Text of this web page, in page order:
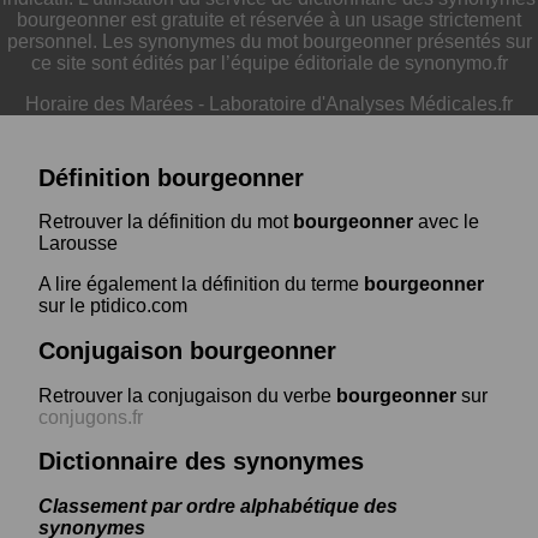
bourgeonner est gratuite et réservée à un usage strictement
personnel. Les synonymes du mot bourgeonner présentés sur
ce site sont édités par l’équipe éditoriale de synonymo.fr
Horaire des Marées - Laboratoire d'Analyses Médicales.fr
Définition bourgeonner
Retrouver la définition du mot bourgeonner avec le
Larousse
A lire également la définition du terme bourgeonner
sur le ptidico.com
Conjugaison bourgeonner
Retrouver la conjugaison du verbe bourgeonner sur
conjugons.fr
Dictionnaire des synonymes
Classement par ordre alphabétique des
synonymes